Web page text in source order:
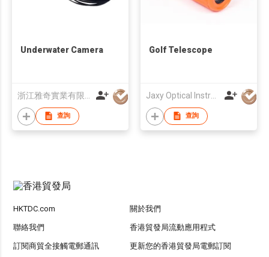
Underwater Camera
查詢
Golf Telescope
Jaxy Optical Instrument Co., Ltd
查詢
HKTDC.com 關於我們
聯絡我們 香港貿發局流動應用程式
訂閱商貿全接觸電郵通訊 更新您的香港貿發局電郵訂閱